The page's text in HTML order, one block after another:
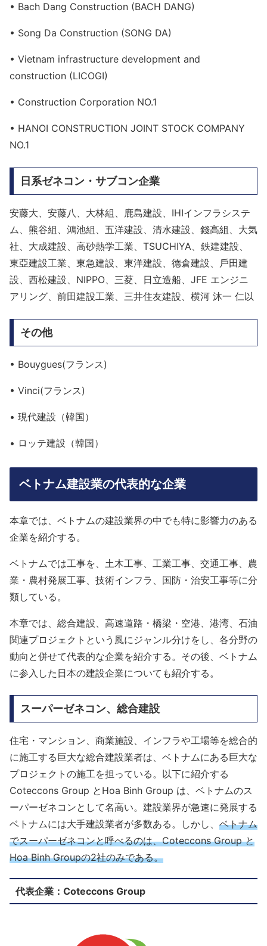
• Bach Dang Construction (BACH DANG)
• Song Da Construction (SONG DA)
• Vietnam infrastructure development and
construction (LICOGI)
• Construction Corporation NO.1
• HANOI CONSTRUCTION JOINT STOCK COMPANY
NO.1
日系ゼネコン・サブコン企業
安藤大、安藤八、大林組、鹿島建設、IHIインフラシステ
ム、熊谷組、鴻池組、五洋建設、清水建設、錢高組、大気
社、大成建設、高砂熱学工業、TSUCHIYA、鉄建建設、
東亞建設工業、東急建設、東洋建設、德倉建設、戶田建
設、西松建設、NIPPO、三荾、日立造船、JFE エンジニ
アリング、前田建設工業、三井住友建設、横河 沐一 仁以
その他
• Bouygues(フランス)
• Vinci(フランス)
• 現代建設（韓国）
• ロッテ建設（韓国）
ベトナム建設業の代表的な企業
本章では、ベトナムの建設業界の中でも特に影響力のある
企業を紹介する。
ベトナムでは工事を、土木工事、工業工事、交通工事、農
業・農村発展工事、技術インフラ、国防・治安工事等に分
類している。
本章では、総合建設、高速道路・橋梁・空港、港湾、石油
関連プロジェクトという風にジャンル分けをし、各分野の
動向と併せて代表的な企業を紹介する。その後、ベトナム
に参入した日本の建設企業についても紹介する。
スーパーゼネコン、総合建設
住宅・マンション、商業施設、インフラや工場等を総合的
に施工する巨大な総合建設業者は、ベトナムにある巨大な
プロジェクトの施工を担っている。以下に紹介する
Coteccons Group とHoa Binh Group は、ベトナムのス
ーパーゼネコンとして名高い。建設業界が急速に発展する
ベトナムには大手建設業者が多数ある。しかし、 ベトナム
でスーパーゼネコンと呼べるのは、Coteccons Group と
Hoa Binh Groupの2社のみである。
代表企業：Coteccons Group